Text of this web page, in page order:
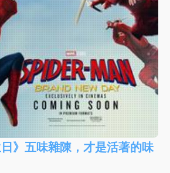
日》五味雜陳，才是活著的味